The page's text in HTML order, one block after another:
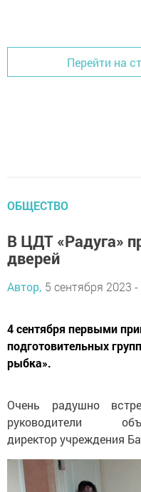
Перейти на
ОБЩЕСТВО
В ЦДТ «Радуга»
дверей
Автор, 5 сентября 2023
4 сентября первыми
подготовительных
рыбка».
Очень радушно
руководители
директор учреждения